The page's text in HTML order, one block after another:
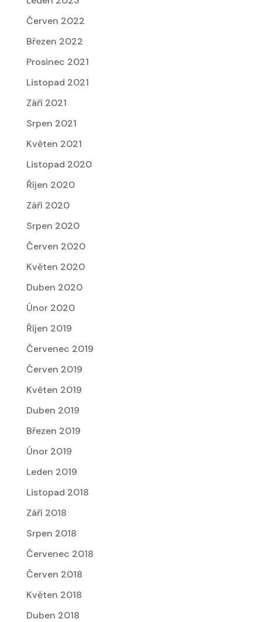
Červen 2022
Březen 2022
Prosinec 2021
Listopad 2021
Září 2021
Srpen 2021
Květen 2021
Listopad 2020
Říjen 2020
Září 2020
Srpen 2020
Červen 2020
Květen 2020
Duben 2020
Únor 2020
Říjen 2019
Červenec 2019
Červen 2019
Květen 2019
Duben 2019
Březen 2019
Únor 2019
Leden 2019
Listopad 2018
Září 2018
Srpen 2018
Červenec 2018
Červen 2018
Květen 2018
Duben 2018